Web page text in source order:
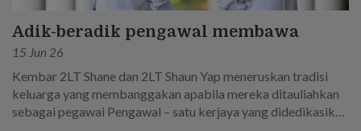
Adik-beradik pengawal membawa
15 Jun 26
Kembar 2LT Shane dan 2LT Shaun Yap meneruskan tradisi
keluarga yang membanggakan apabila mereka ditauliahkan
sebagai pegawai Pengawal – satu kerjaya yang didedikasikan